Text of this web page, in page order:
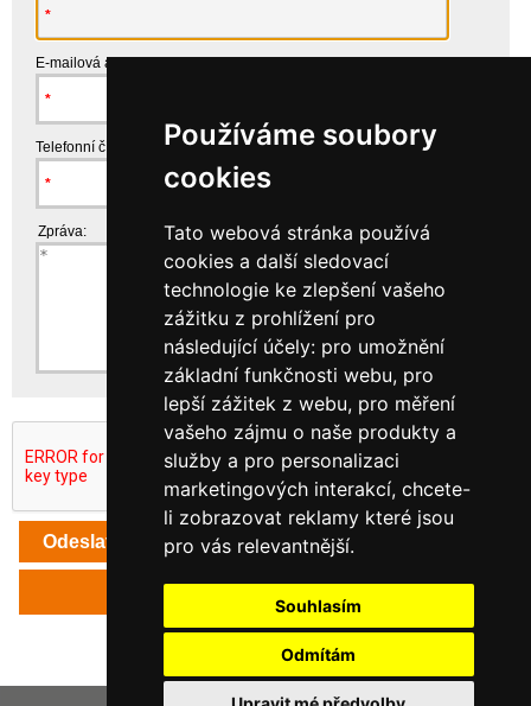
Používáme soubory
cookies
Tato webová stránka používá
cookies a další sledovací
technologie ke zlepšení vašeho
zážitku z prohlížení pro
následující účely: pro umožnění
základní funkčnosti webu, pro
lepší zážitek z webu, pro měření
vašeho zájmu o naše produkty a
služby a pro personalizaci
marketingových interakcí, chcete-
li zobrazovat reklamy které jsou
pro vás relevantnější.
Souhlasím
Odmítám
E-mailová adresa:
Telefonní číslo:
Zpráva: